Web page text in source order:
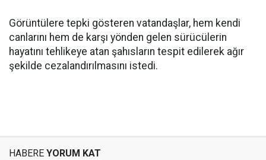
Görüntülere tepki gösteren vatandaşlar, hem kendi
canlarını hem de karşı yönden gelen sürücülerin
hayatını tehlikeye atan şahısların tespit edilerek ağır
şekilde cezalandırılmasını istedi.
HABERE YORUM KAT